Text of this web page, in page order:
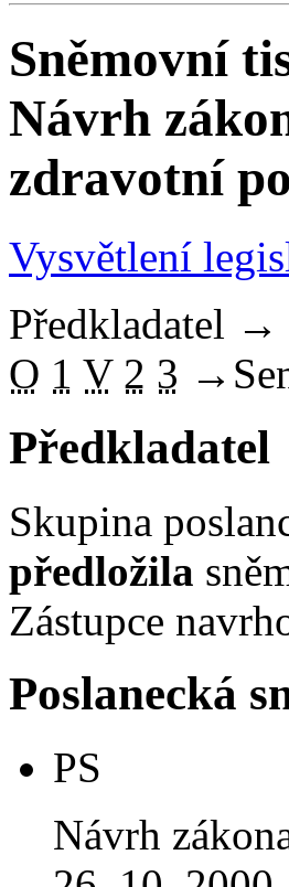
Sněmovní
Návrh
zdravotní
Vysvětlení
Předkladatel →
O 1 V 2 3 →
Předkladatel
Skupina
předložila
Zástupce
Poslanecká
PS
Návrh